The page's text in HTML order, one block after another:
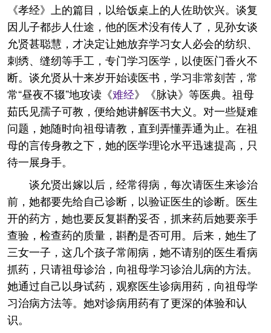
《孝经》上的篇目，以给饭桌上的人佐助饮兴。谈复
因儿子都步人仕途，他的医术没有传人了，见孙女谈
允贤甚聪慧，才决定让她放弃学习女人必会的纺织、
刺绣、缝纫等手工，专门学习医学，以使医门香火不
断。谈允贤从十来岁开始读医书，学习非常刻苦，常
常“昼夜不辍”地攻读《难经》《脉诀》等医典。祖母
茹氏见孺子可教，便给她讲解医书大义。对一些疑难
问题，她随时向祖母请教，直到弄懂弄通为止。在祖
母的言传身教之下，她的医学理论水平迅速提高，只
待一展身手。
谈允贤出嫁以后，经常得病，每次请医生来诊治
前，她都要先给自己诊断，以验证医生的诊断。医生
开的药方，她也要反复斟酌妥否，抓来药后她要亲手
查验，检查药的质量，斟酌是否可用。后来，她生了
三女一子，这几个孩子常闹病，她不请别的医生看病
抓药，只请祖母诊治，向祖母学习诊治儿病的方法。
她通过自己以身试药，观察医生诊病用药，向祖母学
习治病方法等。她对诊病用药有了更深的体验和认
识。